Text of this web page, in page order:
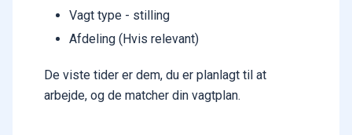
Vagt type - stilling
Afdeling (Hvis relevant)
De viste tider er dem, du er planlagt til at
arbejde, og de matcher din vagtplan.